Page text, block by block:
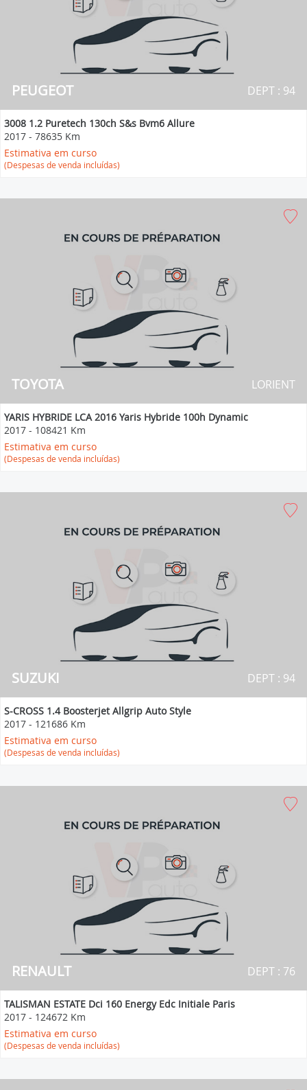
PEUGEOT DEPT : 94
3008 1.2 Puretech 130ch S&s Bvm6 Allure
2017 - 78635 Km
Estimativa em curso
(Despesas de venda incluídas)
TOYOTA LORIENT
YARIS HYBRIDE LCA 2016 Yaris Hybride 100h Dynamic
2017 - 108421 Km
Estimativa em curso
(Despesas de venda incluídas)
SUZUKI DEPT : 94
S-CROSS 1.4 Boosterjet Allgrip Auto Style
2017 - 121686 Km
Estimativa em curso
(Despesas de venda incluídas)
RENAULT DEPT : 76
TALISMAN ESTATE Dci 160 Energy Edc Initiale Paris
2017 - 124672 Km
Estimativa em curso
(Despesas de venda incluídas)